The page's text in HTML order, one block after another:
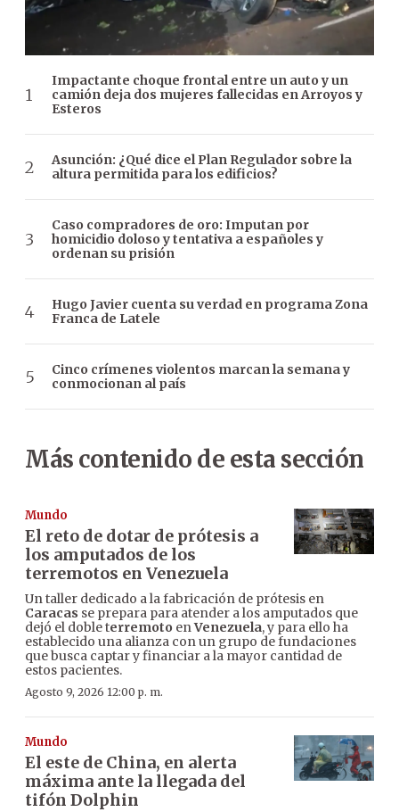
Impactante choque frontal entre un auto y un
camión deja dos mujeres fallecidas en Arroyos y
Esteros
Asunción: ¿Qué dice el Plan Regulador sobre la
altura permitida para los edificios?
Caso compradores de oro: Imputan por
homicidio doloso y tentativa a españoles y
ordenan su prisión
Hugo Javier cuenta su verdad en programa Zona
Franca de Latele
Cinco crímenes violentos marcan la semana y
conmocionan al país
Más contenido de esta sección
Mundo
El reto de dotar de prótesis a
los amputados de los
terremotos en Venezuela
Un taller dedicado a la fabricación de prótesis en
Caracas se prepara para atender a los amputados que
dejó el doble terremoto enVenezuela, y para ello ha
establecido una alianza con un grupo de fundaciones
que busca captar y financiar a la mayor cantidad de
estos pacientes.
Agosto 9, 2026 12:00 p. m.
Mundo
El este de China, en alerta
máxima ante la llegada del
tifón Dolphin